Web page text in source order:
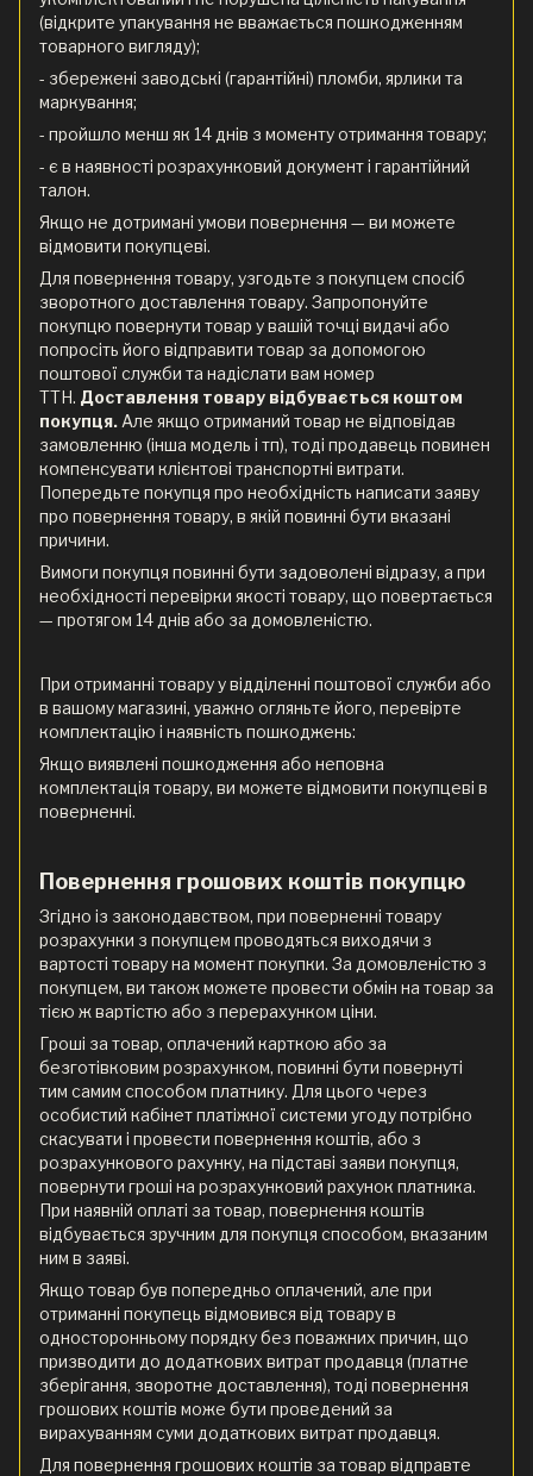
(відкрите упакування не вважається пошкодженням
товарного вигляду);
- збережені заводські (гарантійні) пломби, ярлики та
маркування;
- пройшло менш як 14 днів з моменту отримання товару;
- є в наявності розрахунковий документ і гарантійний
талон.
Якщо не дотримані умови повернення — ви можете
відмовити покупцеві.
Для повернення товару, узгодьте з покупцем спосіб
зворотного доставлення товару. Запропонуйте
покупцю повернути товар у вашій точці видачі або
попросіть його відправити товар за допомогою
поштової служби та надіслати вам номер
ТТН. Доставлення товару відбувається коштом
покупця. Але якщо отриманий товар не відповідав
замовленню (інша модель і тп), тоді продавець повинен
компенсувати клієнтові транспортні витрати.
Попередьте покупця про необхідність написати заяву
про повернення товару, в якій повинні бути вказані
причини.
Вимоги покупця повинні бути задоволені відразу, а при
необхідності перевірки якості товару, що повертається
— протягом 14 днів або за домовленістю.
При отриманні товару у відділенні поштової служби або
в вашому магазині, уважно огляньте його, перевірте
комплектацію і наявність пошкоджень:
Якщо виявлені пошкодження або неповна
комплектація товару, ви можете відмовити покупцеві в
поверненні.
Повернення грошових коштів покупцю
Згідно із законодавством, при поверненні товару
розрахунки з покупцем проводяться виходячи з
вартості товару на момент покупки. За домовленістю з
покупцем, ви також можете провести обмін на товар за
тією ж вартістю або з перерахунком ціни.
Гроші за товар, оплачений карткою або за
безготівковим розрахунком, повинні бути повернуті
тим самим способом платнику. Для цього через
особистий кабінет платіжної системи угоду потрібно
скасувати і провести повернення коштів, або з
розрахункового рахунку, на підставі заяви покупця,
повернути гроші на розрахунковий рахунок платника.
При наявній оплаті за товар, повернення коштів
відбувається зручним для покупця способом, вказаним
ним в заяві.
Якщо товар був попередньо оплачений, але при
отриманні покупець відмовився від товару в
односторонньому порядку без поважних причин, що
призводити до додаткових витрат продавця (платне
зберігання, зворотне доставлення), тоді повернення
грошових коштів може бути проведений за
вирахуванням суми додаткових витрат продавця.
Для повернення грошових коштів за товар відправте